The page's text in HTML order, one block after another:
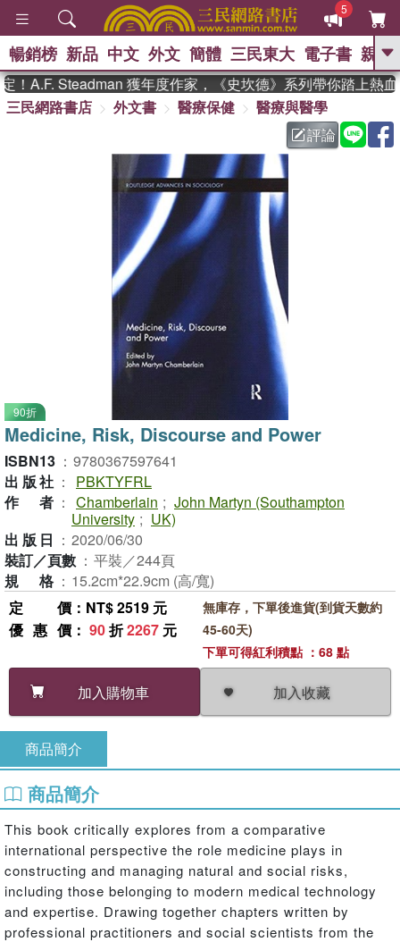
5
GO
熱搜： 東野圭吾 、 高希均教授回憶錄
父親節 、 如果歷
暑期推薦 、 國際布克
獎 臺灣漫遊錄
、 方念華
登輝時代 、 數學女孩：黎曼猜想
偉大的迷走神經
暢銷榜 新品 中文 外文 簡體 三民東大 電子書 親子
A.F. Steadman 獲年度作家，《史坎德》系列帶你踏上熱血
三民網路書店
外文書 醫療保健
醫療與醫學
評論
90折
Medicine, Risk, Discourse and Power
ISBN13 ： 9780367597641
出版社 ：
PBKTYFRL
作者 ： Chamberlain ; John Martyn (Southampton
University ; UK)
出版日 ： 2020/06/30
裝訂／頁數 ： 平裝／244頁
規格 ： 15.2cm*22.9cm (高/寬)
定價 ：NT$ 2519 元
優惠價 ： 90折2267 元
加入購物車 加入收藏
無庫存，下單後進貨(到貨天數約
45-60天)
下單可得紅利積點 ：68 點
商品簡介
商品簡介
This book critically explores from a comparative
international perspective the role medicine plays in
constructing and managing natural and social risks,
including those belonging to modern medical technology
and expertise. Drawing together chapters written by
professional practitioners and social scientists from the